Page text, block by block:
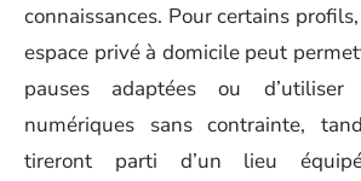
connaissances. Pour certains
espace privé à domicile peut
pauses adaptées ou d’utiliser
numériques sans contrainte,
tireront parti d’un lieu